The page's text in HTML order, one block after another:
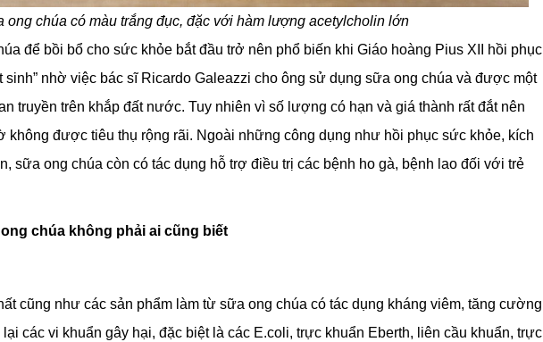
ong chúa có màu trắng đục, đặc với hàm lượng acetylcholin lớn
để bồi bổ cho sức khỏe bắt đầu trở nên phổ biến khi Giáo hoàng Pius XII hồi phục
sinh” nhờ việc bác sĩ Ricardo Galeazzi cho ông sử dụng sữa ong chúa và được một
truyền trên khắp đất nước. Tuy nhiên vì số lượng có hạn và giá thành rất đắt nên
không được tiêu thụ rộng rãi. Ngoài những công dụng như hồi phục sức khỏe, kích
sữa ong chúa còn có tác dụng hỗ trợ điều trị các bệnh ho gà, bệnh lao đối với trẻ
chúa không phải ai cũng biết
cũng như các sản phẩm làm từ sữa ong chúa có tác dụng kháng viêm, tăng cường
các vi khuẩn gây hại, đặc biệt là các E.coli, trực khuẩn Eberth, liên cầu khuẩn, trực